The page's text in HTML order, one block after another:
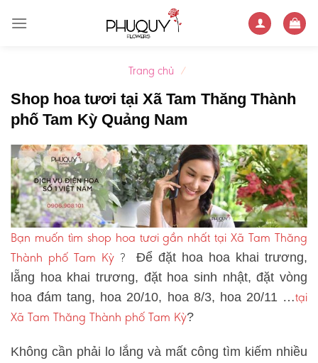
Trang chủ /
Shop hoa tươi tại Xã Tam Thăng Thành
phố Tam Kỳ Quảng Nam
Bạn muốn tìm shop hoa tươi gần nhất tại Xã Tam Thăng
Thành phố Tam Kỳ ? Để đặt hoa hoa khai trương,
lẵng hoa khai trương, đặt hoa sinh nhật, đặt vòng
hoa đám tang, hoa 20/10, hoa 8/3, hoa 20/11 …tại
Xã Tam Thăng Thành phố Tam Kỳ?
Không cần phải lo lắng và mất công tìm kiếm nhiều